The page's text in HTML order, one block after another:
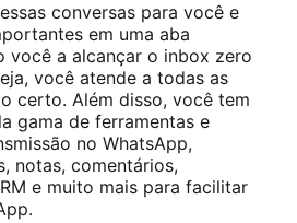
conversas para você e
em uma aba
você a alcançar o inbox zero
você atende a todas as
certo. Além disso, você tem
gama de ferramentas e
no WhatsApp,
notas, comentários,
e muito mais para facilitar